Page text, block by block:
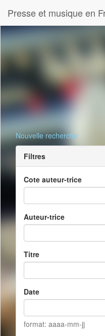
Presse et musique en
Nouvelle recherche
Filtres
Cote auteur-trice
Auteur-trice
Titre
Date
format: aaaa-mm-jj